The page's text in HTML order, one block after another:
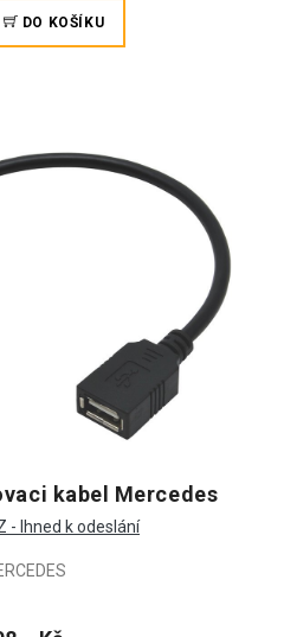
DO KOŠÍKU
kabel Mercedes
- Ihned k odeslání